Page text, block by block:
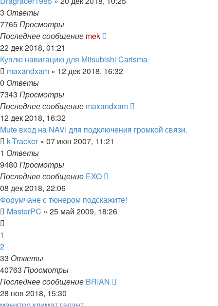
3 Ответы
7765Просмотры
Последнее сообщение mek
22 дек 2018, 01:21
Куплю навигацию для Mitsubishi Carisma
maxandxam » 12 дек 2018, 16:32
0 Ответы
7343 Просмотры
Последнее сообщение maxandxam
12 дек 2018, 16:32
Mute вход на NAVI для подключения громкой связи.
k-Tracker » 07 июн 2007, 11:21
1 Ответы
9480 Просмотры
Последнее сообщение EXO
08 дек 2018, 22:06
Форумчане с тюнером подскажите!
MasterPC » 25 май 2009, 18:26
1
2
33 Ответы
40763 Просмотры
Последнее сообщение BRIAN
28 ноя 2018, 15:30